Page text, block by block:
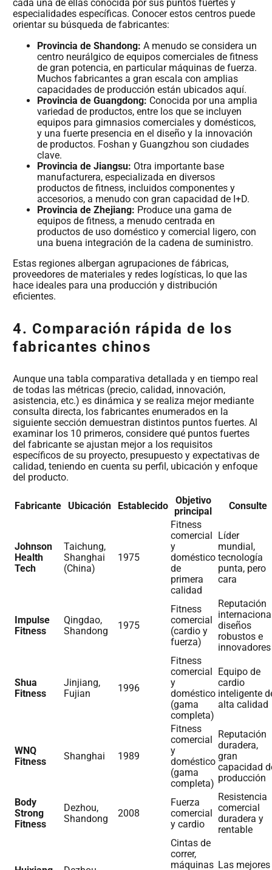
cada una de ellas conocida por sus puntos fuertes y
especialidades específicas. Conocer estos centros puede
orientar su búsqueda de fabricantes:
Provincia de Shandong: A menudo se considera un
centro neurálgico de equipos comerciales de fitness
de gran potencia, en particular máquinas de fuerza.
Muchos fabricantes a gran escala con amplias
capacidades de producción están ubicados aquí.
Provincia de Guangdong: Conocida por una amplia
variedad de productos, entre los que se incluyen
equipos para gimnasios comerciales y domésticos,
y una fuerte presencia en el diseño y la innovación
de productos. Foshan y Guangzhou son ciudades
clave.
Provincia de Jiangsu: Otra importante base
manufacturera, especializada en diversos
productos de fitness, incluidos componentes y
accesorios, a menudo con gran capacidad de I+D.
Provincia de Zhejiang: Produce una gama de
equipos de fitness, a menudo centrada en
productos de uso doméstico y comercial ligero, con
una buena integración de la cadena de suministro.
Estas regiones albergan agrupaciones de fábricas,
proveedores de materiales y redes logísticas, lo que las
hace ideales para una producción y distribución
eficientes.
4. Comparación rápida de los
fabricantes chinos
Aunque una tabla comparativa detallada y en tiempo real
de todas las métricas (precio, calidad, innovación,
asistencia, etc.) es dinámica y se realiza mejor mediante
consulta directa, los fabricantes enumerados en la
siguiente sección demuestran distintos puntos fuertes. Al
examinar los 10 primeros, considere qué puntos fuertes
del fabricante se ajustan mejor a los requisitos
específicos de su proyecto, presupuesto y expectativas de
calidad, teniendo en cuenta su perfil, ubicación y enfoque
del producto.
Fabricante Ubicación Establecido
Objetivo
principal
Consulte
Johnson
Health
Tech
Taichung,
Shanghai
(China)
1975
Fitness
comercial
y
doméstico
de
primera
calidad
Líder
mundial,
tecnología
punta, pero
cara
Impulse
Fitness
Qingdao,
Shandong
1975
Fitness
comercial
(cardio y
fuerza)
Reputación
diseños
robustos e
innovadores
Shua
Fitness
Jinjiang,
Fujian
1996
Fitness
comercial
y
doméstico
(gama
completa)
Equipo de
cardio
inteligente
alta calidad
WNQ
Fitness
Shanghai 1989
Fitness
comercial
y
doméstico
(gama
completa)
Reputación
duradera,
gran
capacidad
producción
Body
Strong
Fitness
Dezhou,
Shandong
2008
Fuerza
comercial
y cardio
Resistencia
comercial
duradera y
rentable
Cintas de
correr,
máquinas Las mejores